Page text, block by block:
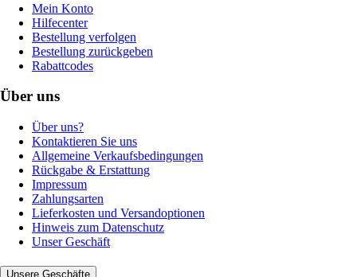
Mein Konto
Hilfecenter
Bestellung verfolgen
Bestellung zurückgeben
Rabattcodes
Über uns
Über uns?
Kontaktieren Sie uns
Allgemeine Verkaufsbedingungen
Rückgabe & Erstattung
Impressum
Zahlungsarten
Lieferkosten und Versandoptionen
Hinweis zum Datenschutz
Unser Geschäft
Unsere Geschäfte